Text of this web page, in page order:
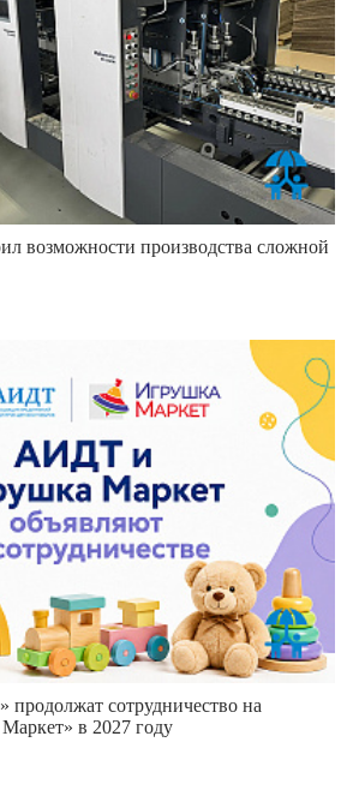
возможности производства сложной
сотрудничество на
в 2027 году